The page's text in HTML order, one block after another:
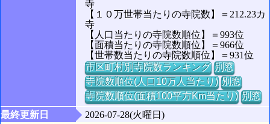
寺
【１０万世帯当たりの寺院数】＝212.23カ
寺
【人口当たりの寺院数順位】＝993位
【面積当たりの寺院数順位】＝966位
【世帯数当たりの寺院数順位】＝931位
市区町村別寺院数ランキング 別窓
寺院数順位(人口10万人当たり) 別窓
寺院数順位(面積100平方Km当たり) 別窓
最終更新日
2026-07-28(火曜日)